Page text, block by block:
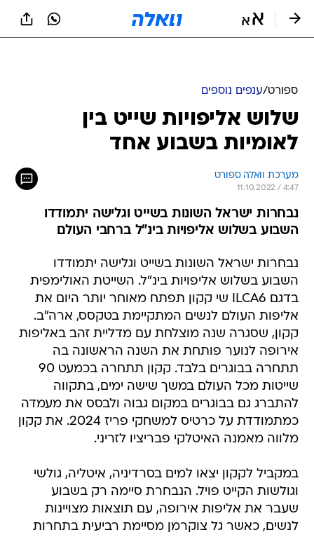
ספורט/ענפים נוספים
שלוש אליפויות שייט בין
לאומיות בשבוע אחד
מערכת וואלה ספורט
11.10.2022 / 4:47
נבחרות ישראל השונות בשייט וגלישה יתמודדו
השבוע בשלוש אליפויות בינ"ל ברחבי העולם
נבחרות ישראל השונות בשייט וגלישה יתמודדו
השבוע בשלוש אליפויות בינ"ל. השייטת האולימפית
בדגם ILCA6 שי קקון תפתח מאוחר יותר היום את
אליפות העולם לנשים המתקיימת בטקסס, ארה"ב.
קקון, שסגרה שנה מוצלחת עם מדליית זהב באליפות
אירופה לנוער פותחת את השנה הראשונה בה
תתחרה בבוגרים בלבד. קקון תתחרה בכמעט 90
שייטות מכל העולם במשך שישה ימים, בתקווה
להתברג גם בבוגרים במקום גבוה ולבסס את מעמדה
כמתמודדת על כרטיס למשחקי פריז 2024. את קקון
מלווה מאמנה האיטלקי פבריציו לזריני.
במקביל לקקון יצאו למים בסרדיניה, איטליה, גולשי
וגולשות הקייט פויל. הנבחרת סיימה רק בשבוע
שעבר את אליפות אירופה, עם תוצאות מצויינות
לנשים, כאשר גל צוקרמן מסיימת רביעית בתחרות